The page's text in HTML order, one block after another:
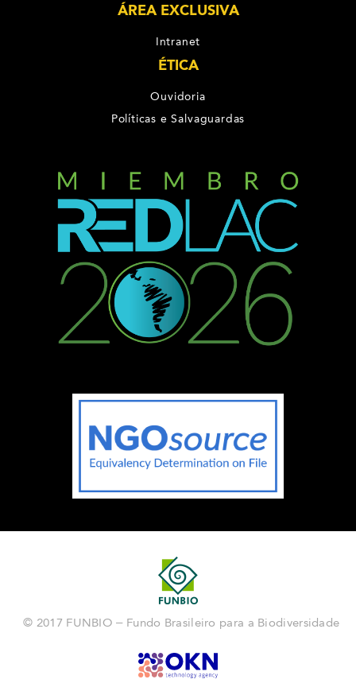
ÁREA EXCLUSIVA
Intranet
ÉTICA
Ouvidoria
Políticas e Salvaguardas
© 2017 FUNBIO – Fundo Brasileiro para a Biodiversidade